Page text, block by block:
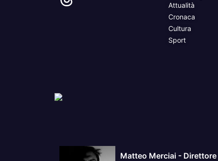
Attualità
Cronaca
Cultura
Sport
Matteo Merciai - Direttore